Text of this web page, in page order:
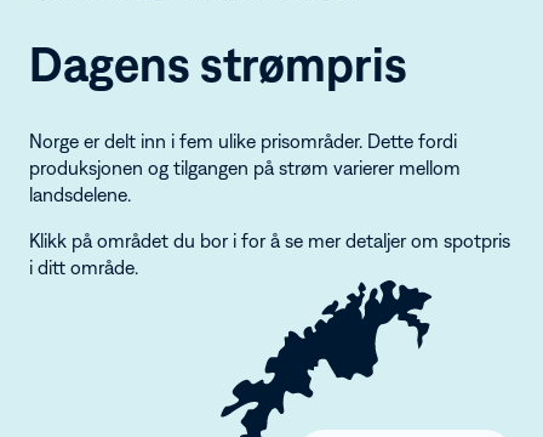
Dagens strømpris
Norge er delt inn i fem ulike prisområder. Dette fordi
produksjonen og tilgangen på strøm varierer mellom
landsdelene.
Klikk på området du bor i for å se mer detaljer om spotpris
i ditt område.